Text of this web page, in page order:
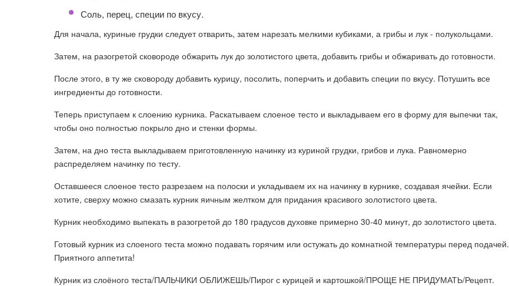
Соль, перец, специи по вкусу.
Для начала, куриные грудки следует отварить, затем нарезать мелкими кубиками, а грибы и лук - полукольцами.
Затем, на разогретой сковороде обжарить лук до золотистого цвета, добавить грибы и обжаривать до готовности.
После этого, в ту же сковороду добавить курицу, посолить, поперчить и добавить специи по вкусу. Потушить все
ингредиенты до готовности.
Теперь приступаем к слоению курника. Раскатываем слоеное тесто и выкладываем его в форму для выпечки так,
чтобы оно полностью покрыло дно и стенки формы.
Затем, на дно теста выкладываем приготовленную начинку из куриной грудки, грибов и лука. Равномерно
распределяем начинку по тесту.
Оставшееся слоеное тесто разрезаем на полоски и укладываем их на начинку в курнике, создавая ячейки. Если
хотите, сверху можно смазать курник яичным желтком для придания красивого золотистого цвета.
Курник необходимо выпекать в разогретой до 180 градусов духовке примерно 30-40 минут, до золотистого цвета.
Готовый курник из слоеного теста можно подавать горячим или остужать до комнатной температуры перед подачей.
Приятного аппетита!
Курник из слоёного теста/ПАЛЬЧИКИ ОБЛИЖЕШЬ/Пирог с курицей и картошкой/ПРОЩЕ НЕ ПРИДУМАТЬ/Рецепт.